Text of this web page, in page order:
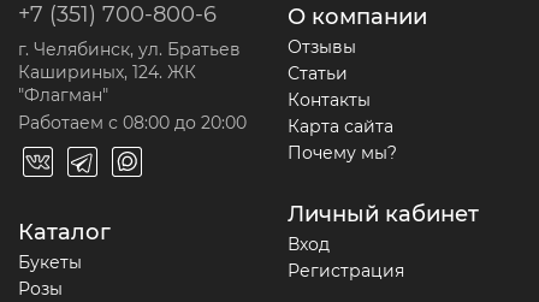
+7 (351) 700-800-6
г. Челябинск, ул. Братьев
Кашириных, 124. ЖК
"Флагман"
Работаем с 08:00 до 20:00
Каталог
Букеты
Розы
О компании
Отзывы
Статьи
Контакты
Карта сайта
Почему мы?
Личный кабинет
Вход
Регистрация